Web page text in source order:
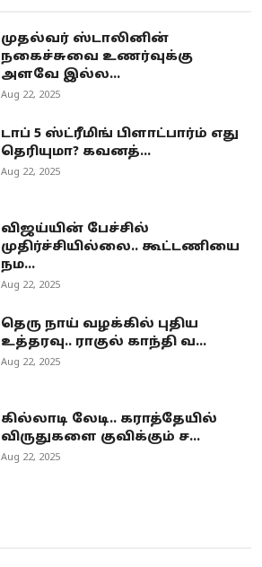
முதல்வர் ஸ்டாலினின்
நகைச்சுவை உணர்வுக்கு
அளவே இல்ல...
Aug 22, 2025
டாப் 5 ஸ்ட்ரீமிங் பிளாட்பார்ம் எது
தெரியுமா? கவனத்...
Aug 22, 2025
விஜய்யின் பேச்சில்
முதிர்ச்சியில்லை.. கூட்டணியை
நம...
Aug 22, 2025
தெரு நாய் வழக்கில் புதிய
உத்தரவு.. ராகுல் காந்தி வ...
Aug 22, 2025
கில்லாடி லேடி.. கராத்தேயில்
விருதுகளை குவிக்கும் ச...
Aug 22, 2025